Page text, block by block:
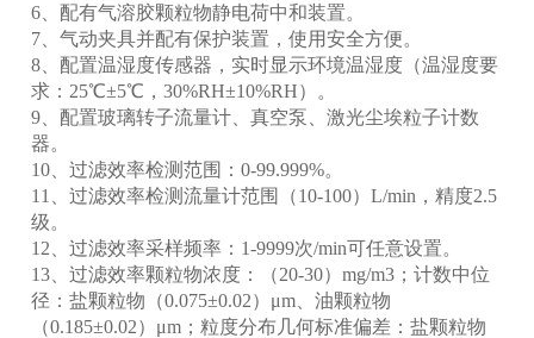
6、配有气溶胶颗粒物静电荷中和装置。
7、气动夹具并配有保护装置，使用安全方便。
8、配置温湿度传感器，实时显示环境温湿度（温湿度要
求：25℃±5℃，30%RH±10%RH）。
9、配置玻璃转子流量计、真空泵、激光尘埃粒子计数
器。
10、过滤效率检测范围：0-99.999%。
11、过滤效率检测流量计范围（10-100）L/min，精度2.5
级。
12、过滤效率采样频率：1-9999次/min可任意设置。
13、过滤效率颗粒物浓度：（20-30）mg/m3；计数中位
径：盐颗粒物（0.075±0.02）μm、油颗粒物
（0.185±0.02）μm；粒度分布几何标准偏差：盐颗粒物